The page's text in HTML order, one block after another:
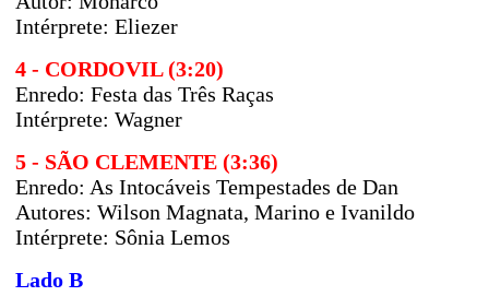
Intérprete: Eliezer
4 - CORDOVIL (3:20)
Enredo: Festa das Três Raças
Intérprete: Wagner
5 - SÃO CLEMENTE (3:36)
Enredo: As Intocáveis Tempestades de Dan
Autores: Wilson Magnata, Marino e Ivanildo
Intérprete: Sônia Lemos
Lado B